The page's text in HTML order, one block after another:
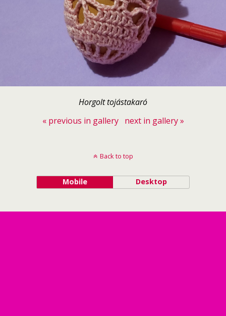
Horgolt tojástakaró
« previous in gallery
next in gallery »
Back to top
Mobile Desktop